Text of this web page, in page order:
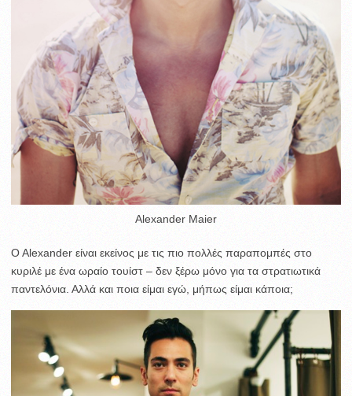
Alexander Maier
O Alexander είναι εκείνος με τις πιο πολλές παραπομπές στο
κυριλέ με ένα ωραίο τουίστ – δεν ξέρω μόνο για τα στρατιωτικά
παντελόνια. Αλλά και ποια είμαι εγώ, μήπως είμαι κάποια;